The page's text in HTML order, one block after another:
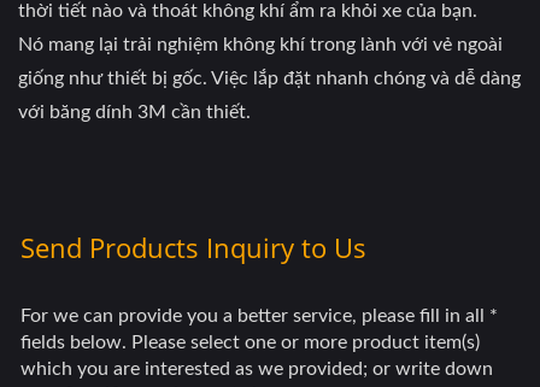
thời tiết nào và thoát không khí ẩm ra khỏi xe của bạn.
Nó mang lại trải nghiệm không khí trong lành với vẻ ngoài
giống như thiết bị gốc. Việc lắp đặt nhanh chóng và dễ dàng
với băng dính 3M cần thiết.